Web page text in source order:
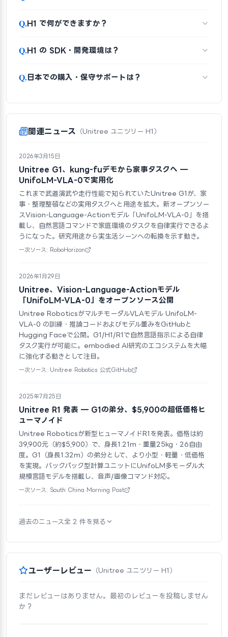
Q.H1 で何ができますか？
Q.H1 の SDK・開発環境は？
Q.日本での購入・保守サポートは？
関連ニュース （Unitree ユニツリー H1）
2026年3月15日
Unitree G1、kung-fuデモから家事タスクへ —
UnifoLM-VLA-0で実用化
これまで武道演武や走行性能で知られていたUnitree G1が、家
事・整理整頓などの実用タスクへと用途を拡大。新オープンソー
スVision-Language-Actionモデル「UnifoLM-VLA-0」を搭
載し、自然言語コマンドで家庭環境のタスクを自律実行できるよ
うになった。研究用途から実生活シーンへの転換を示す動き。
一次ソース: RoboHorizon
2026年1月29日
Unitree、Vision-Language-Actionモデル
「UnifoLM-VLA-0」をオープンソース公開
Unitree RoboticsがマルチモーダルVLAモデル UnifoLM-
VLA-0 の訓練・推論コードおよびモデル重みをGitHubと
Hugging Faceで公開。G1/H1/R1で自然言語指示による自律
タスク実行が可能に。embodied AI研究のエコシステムを大幅
に強化する動きとして注目。
一次ソース: Unitree Robotics 公式GitHub
2025年7月25日
Unitree R1 発表 — G1の弟分、$5,900の超低価格ヒ
ューマノイド
Unitree Roboticsが新型ヒューマノイドR1を発表。価格は約
39,900元（約$5,900）で、身長1.21m・重量25kg・26自由
度。G1（身長1.32m）の弟分として、より小型・軽量・低価格
を実現。バックパック型計算ユニットにUnifoLM多モーダル大
規模言語モデルを搭載し、音声/画像コマンド対応。
一次ソース: South China Morning Post
過去のニュース全 2 件を見る
ユーザーレビュー （Unitree ユニツリー H1）
まだレビューはありません。最初のレビューを投稿しません
か？